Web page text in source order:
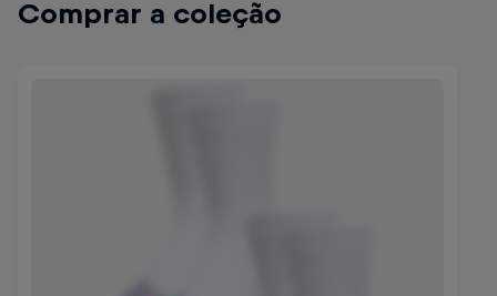
Comprar a coleção